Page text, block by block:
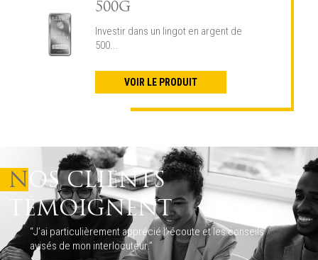
500G
Investir dans un lingot en argent de
500...
VOIR LE PRODUIT
NOS CLIENTS
TÉMOIGNENT
“J’ai particulièrement apprécié l’ écoute et les conseils
avisés de mon interlocuteur.”